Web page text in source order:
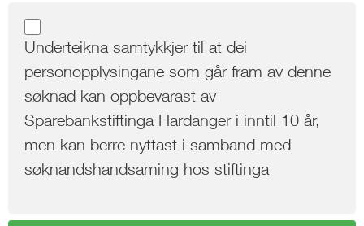
Underteikna samtykkjer til at dei
personopplysingane som går fram av denne
søknad kan oppbevarast av
Sparebankstiftinga Hardanger i inntil 10 år,
men kan berre nyttast i samband med
søknandshandsaming hos stiftinga